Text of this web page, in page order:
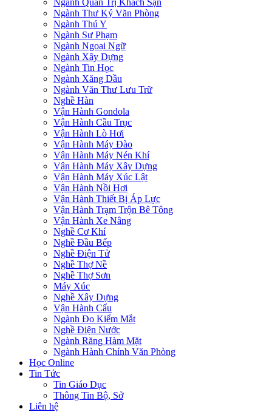
Ngành Quản Trị Khách Sạn
Ngành Thư Ký Văn Phòng
Ngành Thú Y
Ngành Sư Phạm
Ngành Ngoại Ngữ
Ngành Xây Dựng
Ngành Tin Học
Ngành Xăng Dầu
Ngành Văn Thư Lưu Trữ
Nghề Hàn
Vận Hành Gondola
Vận Hành Cầu Trục
Vận Hành Lò Hơi
Vận Hành Máy Đào
Vận Hành Máy Nén Khí
Vận Hành Máy Xây Dựng
Vận Hành Máy Xúc Lật
Vận Hành Nồi Hơi
Vận Hành Thiết Bị Áp Lực
Vận Hành Trạm Trộn Bê Tông
Vận Hành Xe Nâng
Nghề Cơ Khí
Nghề Đầu Bếp
Nghề Điện Tử
Nghề Thợ Nề
Nghề Thợ Sơn
Máy Xúc
Nghề Xây Dựng
Vận Hành Cẩu
Ngành Đo Kiểm Mắt
Nghề Điện Nước
Ngành Răng Hàm Mặt
Ngành Hành Chính Văn Phòng
Học Online
Tin Tức
Tin Giáo Dục
Thông Tin Bộ, Sở
Liên hệ